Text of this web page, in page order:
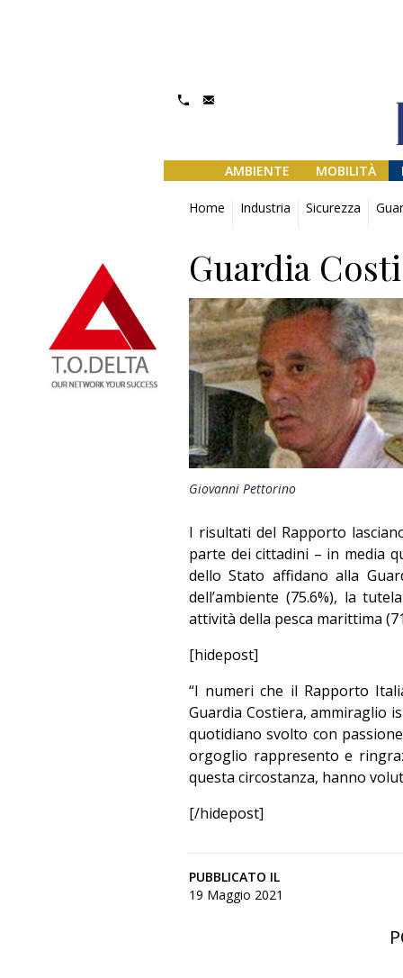
AMBIENTE MOBILITÀ
Home Industria Sicurezza
Guardia
Giovanni Pettorino
I risultati del Rapporto
parte dei cittadini – in media
dello Stato affidano alla
dell’ambiente (75.6%), la
attività della pesca marittima
[hidepost]
“I numeri che il Rapporto
Guardia Costiera, ammiraglio
quotidiano svolto con
orgoglio rappresento e
questa circostanza, hanno
[/hidepost]
PUBBLICATO IL
19 Maggio 2021